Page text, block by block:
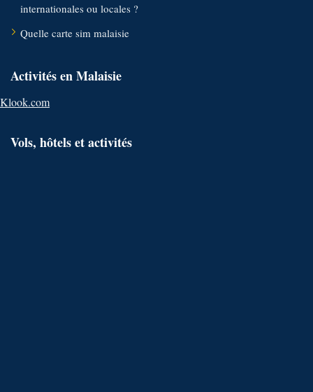
internationales ou locales ?
Quelle carte sim malaisie
Activités en Malaisie
Klook.com
Vols, hôtels et activités